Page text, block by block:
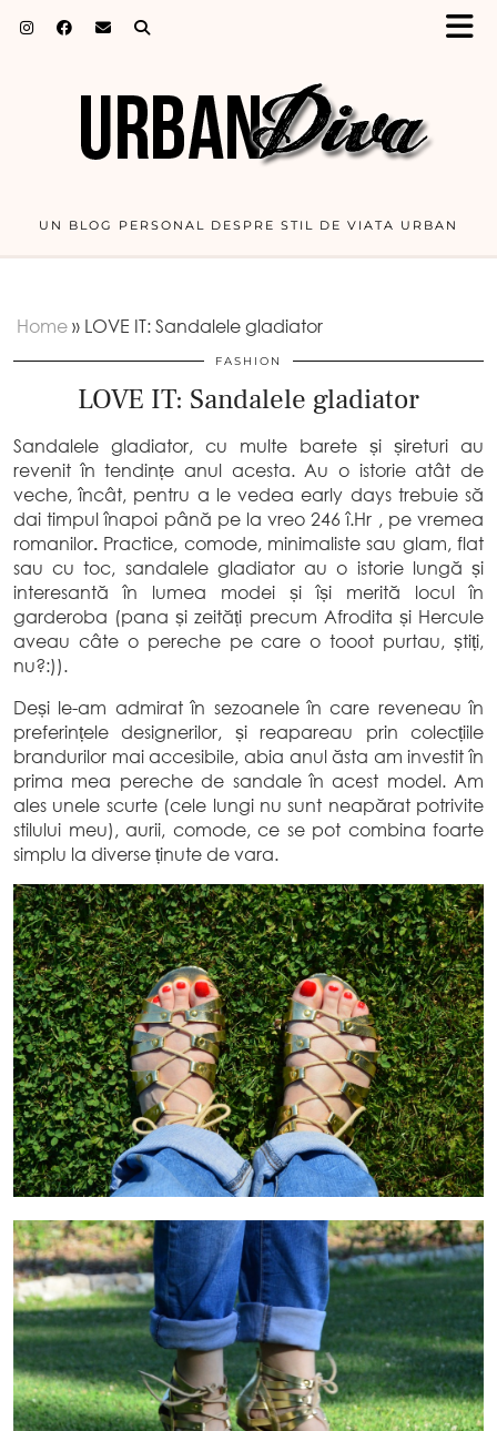
UN BLOG PERSONAL DESPRE STIL DE VIATA URBAN
Home » LOVE IT: Sandalele gladiator
FASHION
LOVE IT: Sandalele gladiator
Sandalele gladiator, cu multe barete și șireturi au
revenit în tendințe anul acesta. Au o istorie atât de
veche, încât, pentru a le vedea early days trebuie să
dai timpul înapoi până pe la vreo 246 î.Hr , pe vremea
romanilor. Practice, comode, minimaliste sau glam, flat
sau cu toc, sandalele gladiator au o istorie lungă și
interesantă în lumea modei și își merită locul în
garderoba (pana și zeități precum Afrodita și Hercule
aveau câte o pereche pe care o tooot purtau, știți,
nu?:)).
Deși le-am admirat în sezoanele în care reveneau în
preferințele designerilor, și reapareau prin colecțiile
brandurilor mai accesibile, abia anul ăsta am investit în
prima mea pereche de sandale în acest model. Am
ales unele scurte (cele lungi nu sunt neapărat potrivite
stilului meu), aurii, comode, ce se pot combina foarte
simplu la diverse ținute de vara.